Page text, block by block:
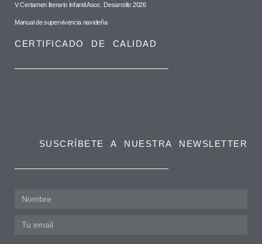
V Certamen literario Infantil Asoc. Desarrollo 2026
Manual de supervivencia navideña
CERTIFICADO DE CALIDAD
SUSCRÍBETE A NUESTRA NEWSLETTER